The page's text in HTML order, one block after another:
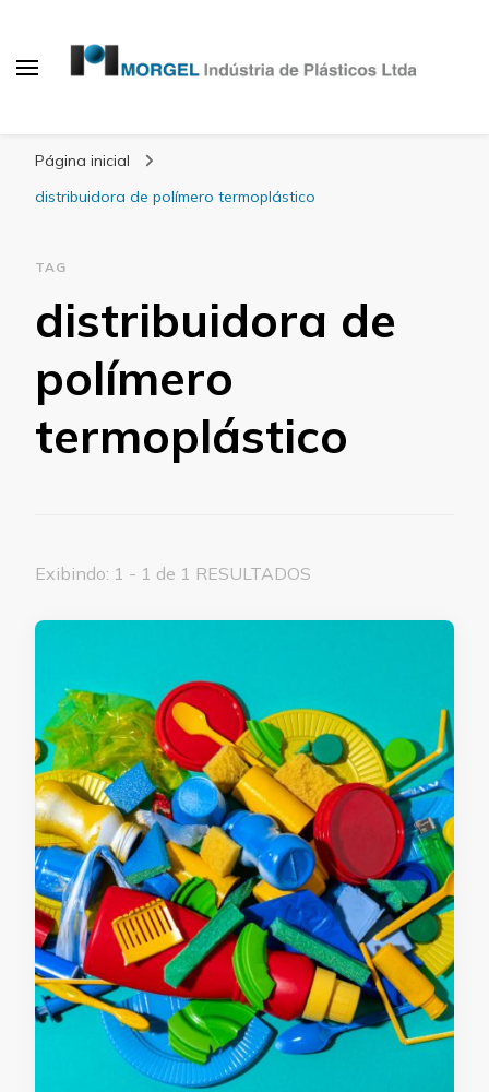
Página inicial
distribuidora de polímero termoplástico
TAG
distribuidora de
polímero
termoplástico
Exibindo: 1 - 1 de 1 RESULTADOS